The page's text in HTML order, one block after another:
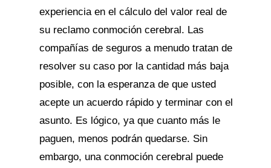
experiencia en el cálculo del valor real de
su reclamo conmoción cerebral. Las
compañías de seguros a menudo tratan de
resolver su caso por la cantidad más baja
posible, con la esperanza de que usted
acepte un acuerdo rápido y terminar con el
asunto. Es lógico, ya que cuanto más le
paguen, menos podrán quedarse. Sin
embargo, una conmoción cerebral puede